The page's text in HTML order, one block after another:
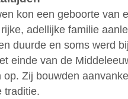
kon een geboorte van
adellijke familie
duurde en soms werd
einde van de
Zij bouwden
traditie.